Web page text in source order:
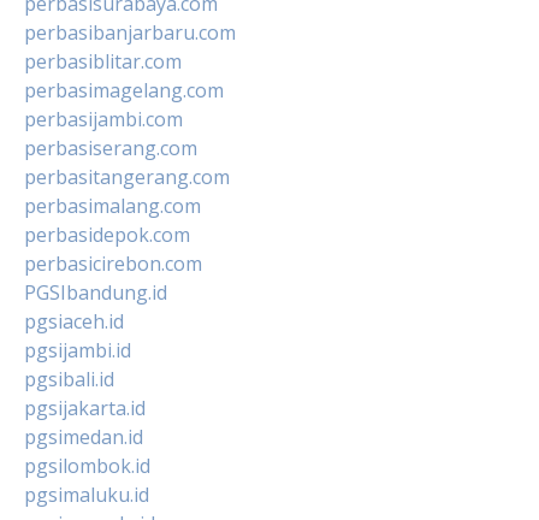
perbasibanjarbaru.com
perbasiblitar.com
perbasimagelang.com
perbasijambi.com
perbasiserang.com
perbasitangerang.com
perbasimalang.com
perbasidepok.com
perbasicirebon.com
PGSIbandung.id
pgsiaceh.id
pgsijambi.id
pgsibali.id
pgsijakarta.id
pgsimedan.id
pgsilombok.id
pgsimaluku.id